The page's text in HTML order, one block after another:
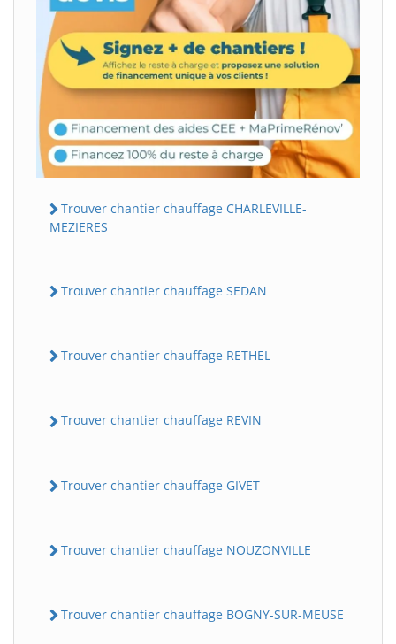
Trouver chantier chauffage CHARLEVILLE-
MEZIERES
Trouver chantier chauffage SEDAN
Trouver chantier chauffage RETHEL
Trouver chantier chauffage REVIN
Trouver chantier chauffage GIVET
Trouver chantier chauffage NOUZONVILLE
Trouver chantier chauffage BOGNY-SUR-MEUSE